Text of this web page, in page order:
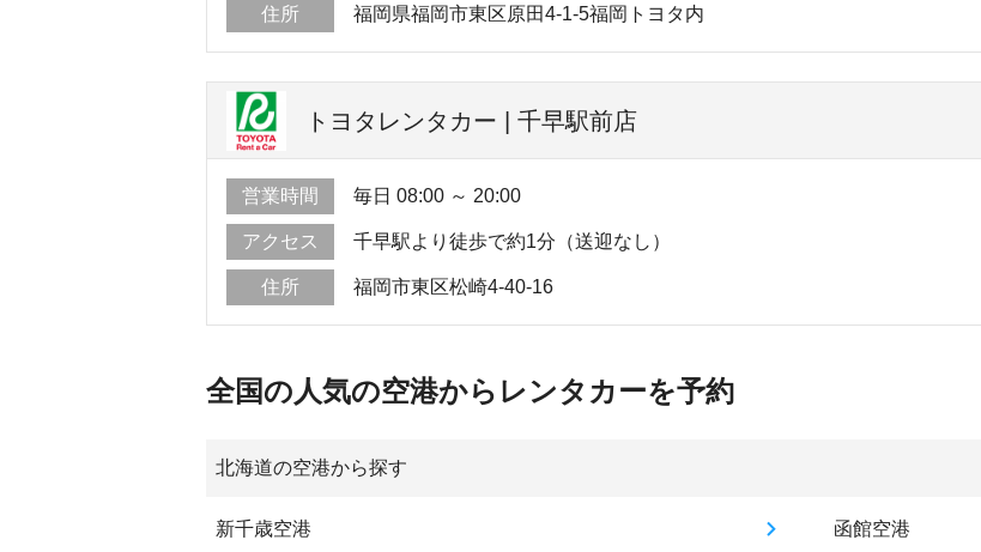
住所 福岡県福岡市東区原田4-1-5福岡トヨタ内
トヨタレンタカー | 千早駅前店
営業時間 毎日 08:00 ～ 20:00
アクセス 千早駅より徒歩で約1分（送迎なし）
住所 福岡市東区松崎4-40-16
全国の人気の空港からレンタカーを予約
北海道の空港から探す
新千歳空港 函館空港